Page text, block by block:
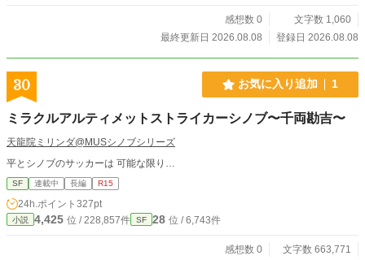
感想数 0
文字数 1,060
最終更新日 2026.08.08
登録日 2026.08.08
30 お気に入り追加 1
ミラクルアルティメットストライカーシノブ〜千両勘吉〜
天龍院ミリンダ@MUSシノブシリーズ
平とシノブのサッカーは 可能な限り…
SF 連載中 長編 R15
24h.ポイント 327pt
小説 4,425 位 / 228,857件 SF 28 位 / 6,743件
感想数 0
文字数 663,771